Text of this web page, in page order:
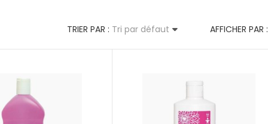
TRIER PAR : Tri par défaut AFFICHER PAR :